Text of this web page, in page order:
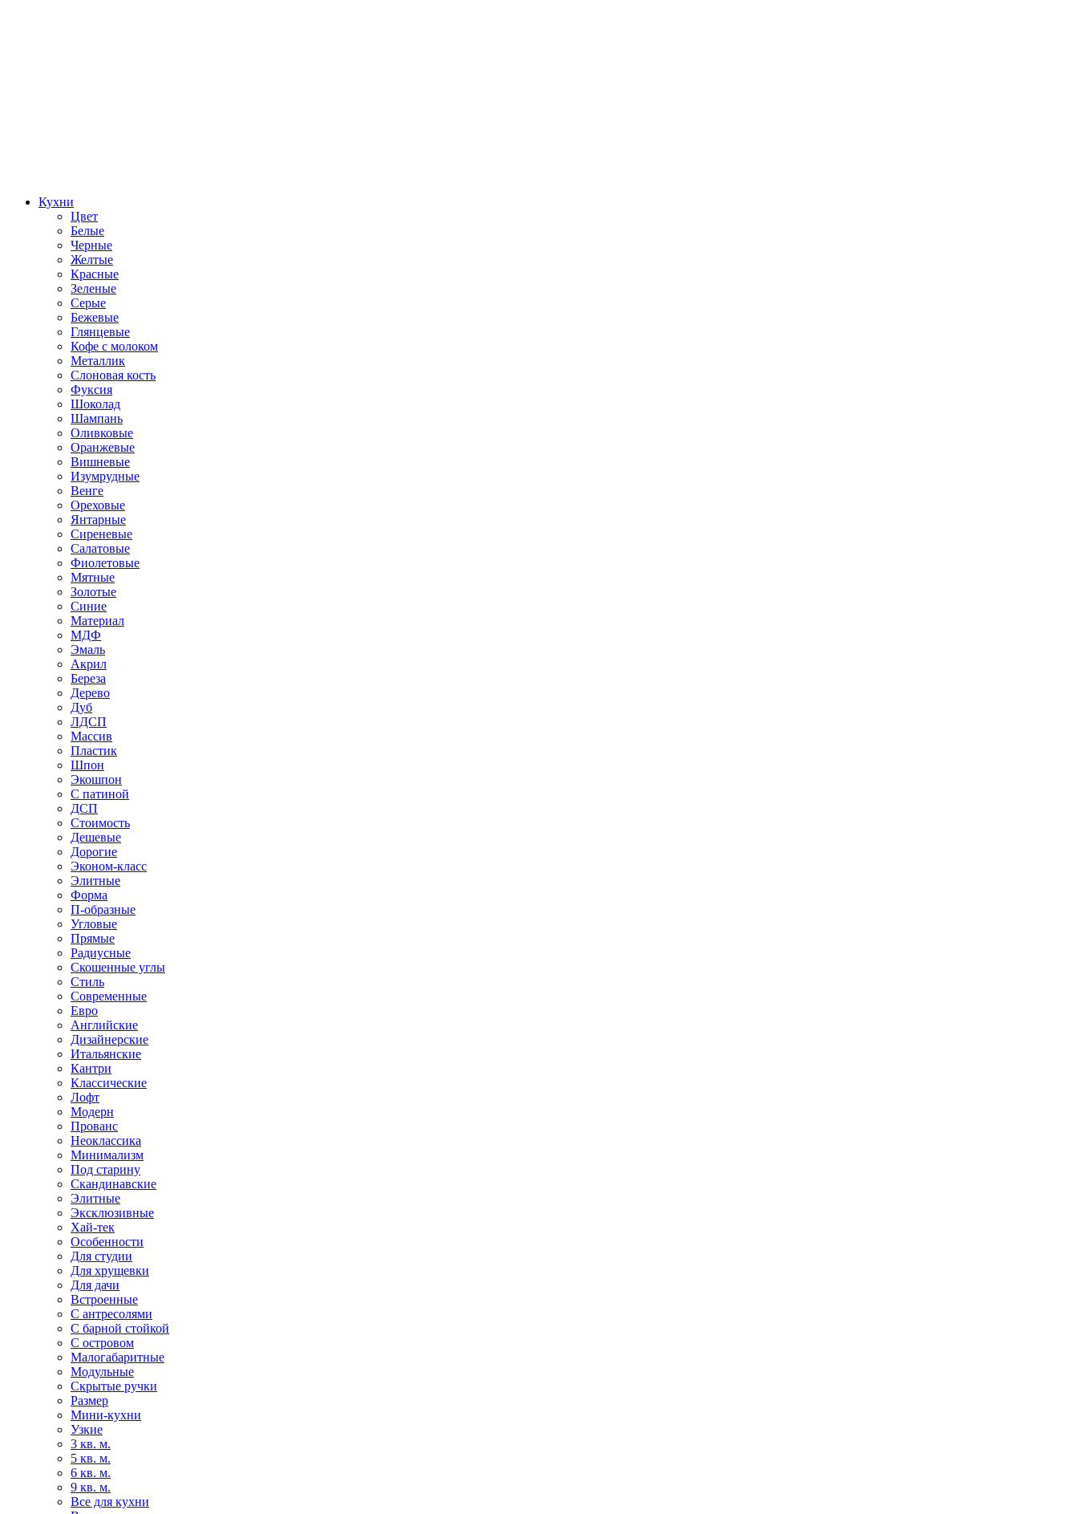
Кухни
Цвет
Белые
Черные
Желтые
Красные
Зеленые
Серые
Бежевые
Глянцевые
Кофе с молоком
Металлик
Слоновая кость
Фуксия
Шоколад
Шампань
Оливковые
Оранжевые
Вишневые
Изумрудные
Венге
Ореховые
Янтарные
Сиреневые
Салатовые
Фиолетовые
Мятные
Золотые
Синие
Материал
МДФ
Эмаль
Акрил
Береза
Дерево
Дуб
ЛДСП
Массив
Пластик
Шпон
Экошпон
С патиной
ДСП
Стоимость
Дешевые
Дорогие
Эконом-класс
Элитные
Форма
П-образные
Угловые
Прямые
Радиусные
Скошенные углы
Стиль
Современные
Евро
Английские
Дизайнерские
Итальянские
Кантри
Классические
Лофт
Модерн
Прованс
Неоклассика
Минимализм
Под старину
Скандинавские
Элитные
Эксклюзивные
Хай-тек
Особенности
Для студии
Для хрущевки
Для дачи
Встроенные
С антресолями
С барной стойкой
С островом
Малогабаритные
Модульные
Скрытые ручки
Размер
Мини-кухни
Узкие
3 кв. м.
5 кв. м.
6 кв. м.
9 кв. м.
Все для кухни